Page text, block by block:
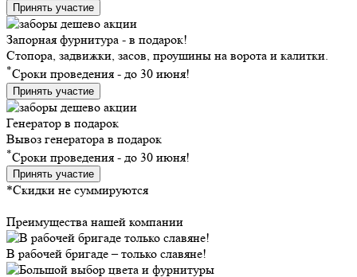
Принять участие
Запорная фурнитура - в подарок!
Стопора, задвижки, засов, проушины на ворота и калитки.
*Сроки проведения - до 30 июня!
Принять участие
Генератор в подарок
Вывоз генератора в подарок
*Сроки проведения - до 30 июня!
Принять участие
*Скидки не суммируются
Преимущества нашей компании
В рабочей бригаде – только славяне!